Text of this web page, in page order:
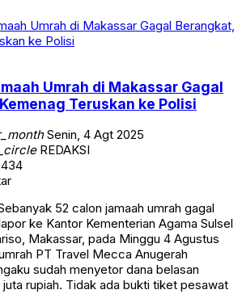
Umrah di Makassar Gagal
Teruskan ke Polisi
Senin, 4 Agt 2025
REDAKSI
52 calon jamaah umrah gagal
ke Kantor Kementerian Agama Sulsel
Makassar, pada Minggu 4 Agustus
PT Travel Mecca Anugerah
sudah menyetor dana belasan
juta rupiah. Tidak ada bukti tiket pesawat